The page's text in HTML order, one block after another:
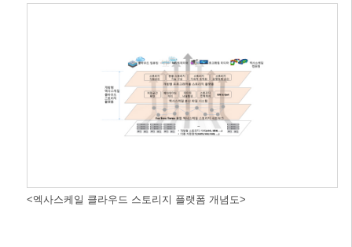
<엑사스케일 클라우드 스토리지 플랫폼 개념도>